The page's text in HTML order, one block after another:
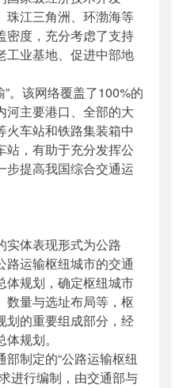
珠江三角洲、环渤海等
密度，充分考虑了支持
工业基地、促进中部地
该网络覆盖了100%的
河主要港口、全部的大
火车站和铁路集装箱中
站，有助于充分发挥公
步提高我国综合交通运
体表现形式为公路
路运输枢纽城市的交通
体规划，确定枢纽城市
数量与选址布局等，枢
划的重要组成部分，经
规划。
制定的“公路运输枢纽
进行编制，由交通部与